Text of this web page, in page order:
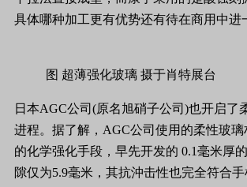
具体哪种加工更有优势还有待在商用中进
图 超薄强化玻璃 摄于肖特展台
日本AGC公司(原名旭硝子公司)也开启了
进程。据了解，AGC公司使用的柔性玻
的化学强化手段，早先开发的 0.1毫米厚
隙仅为5.9毫米，其抗沖击性也完全符合手